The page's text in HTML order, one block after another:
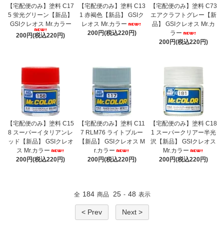
【宅配便のみ】塗料 C17
5 蛍光グリーン【新品】
GSIクレオス Mr.カラー
200円(税込220円)
【宅配便のみ】塗料 C13
1 赤褐色【新品】 GSIク
レオス Mr.カラー
200円(税込220円)
【宅配便のみ】塗料 C73
エアクラフトグレー【新
品】 GSIクレオス Mr.カ
ラー
200円(税込220円)
【宅配便のみ】塗料 C15
8 スーパーイタリアンレ
ッド【新品】 GSIクレオ
ス Mr.カラー
200円(税込220円)
【宅配便のみ】塗料 C11
7 RLM76 ライトブルー
【新品】 GSIクレオス M
r.カラー
200円(税込220円)
【宅配便のみ】塗料 C18
1 スーパークリアー半光
沢【新品】 GSIクレオス
Mr.カラー
200円(税込220円)
全 184 商品 25 - 48 表示
< Prev Next >